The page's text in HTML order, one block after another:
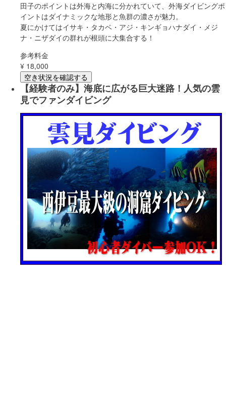
田子のポイントは外海と内海に分かれていて、外海ダイビングポ
イントはダイナミックな地形と魚群の濃さが魅力。
夏にかけてはイサキ・タカベ・アジ・キンギョハナダイ・メジ
ナ・ニザダイの群れが根頭に大集合する！
参考料金
¥ 18,000
空き状況を確認する
【経験者のみ】海底に広がる巨大迷路！人気の雲
見でファンダイビング